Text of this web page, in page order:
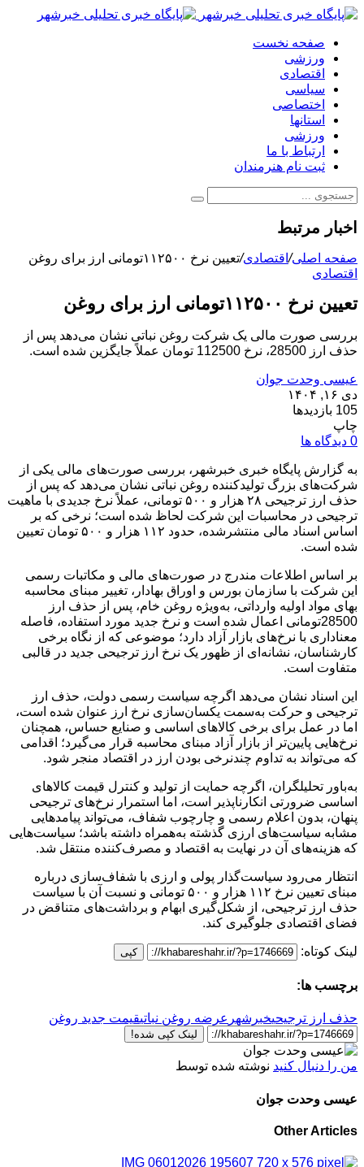
صفحه نخست
ورزشی
اقتصادی
سیاسی
اختصاصی
استانها
ورزشی
ارتباط با ما
ثبت نام هنرمندان
اخبار مرتبط
صفحه اصلی/اقتصادی/تعیین نرخ ۱۱۲۵۰۰تومانی ارز برای روغن
اقتصادی
تعیین نرخ ۱۱۲۵۰۰تومانی ارز برای روغن
بررسی صورت مالی یک شرکت روغن نباتی نشان می‌دهد پس از
حذف ارز 28500، نرخ 112500 تومان عملاً جایگزین شده است.
عیسی وحدت جوان
دی ۱۶, ۱۴۰۴
105 بازدیدها
چاپ
0 دیدگاه ها
به گزارش پایگاه خبری خبرشهر، بررسی صورت‌های مالی یکی از
شرکت‌های بزرگ تولیدکننده روغن نباتی نشان می‌دهد که پس از
حذف ارز ترجیحی ۲۸ هزار و ۵۰۰ تومانی، عملاً نرخ جدیدی با ماهیت
ترجیحی در محاسبات این شرکت لحاظ شده است؛ نرخی که بر
اساس اسناد مالی منتشرشده، حدود ۱۱۲ هزار و ۵۰۰ تومان تعیین
شده است.
بر اساس اطلاعات مندرج در صورت‌های مالی و مکاتبات رسمی
این شرکت با سازمان بورس و اوراق بهادار، تغییر مبنای محاسبه
بهای مواد اولیه وارداتی، به‌ویژه روغن خام، پس از حذف ارز
28500تومانی اعمال شده است و نرخ جدید مورد استفاده، فاصله
معناداری با نرخ‌های بازار آزاد دارد؛ موضوعی که از نگاه برخی
کارشناسان، نشانه‌ای از ظهور یک نرخ ارز ترجیحی جدید در قالبی
متفاوت است.
این اسناد نشان می‌دهد اگرچه سیاست رسمی دولت، حذف ارز
ترجیحی و حرکت به‌سمت یکسان‌سازی نرخ ارز عنوان شده است،
اما در عمل برای برخی کالاهای اساسی و صنایع حساس، همچنان
نرخ‌هایی پایین‌تر از بازار آزاد مبنای محاسبه قرار می‌گیرد؛ اقدامی
که می‌تواند به تداوم چندنرخی بودن ارز در اقتصاد منجر شود.
به‌باور تحلیلگران، اگرچه حمایت از تولید و کنترل قیمت کالاهای
اساسی ضرورتی انکارناپذیر است، اما استمرار نرخ‌های ترجیحی
پنهان، بدون اعلام رسمی و چارچوب شفاف، می‌تواند پیامدهایی
مشابه سیاست‌های ارزی گذشته به‌همراه داشته باشد؛ سیاست‌هایی
که هزینه‌های آن در نهایت به اقتصاد و مصرف‌کننده منتقل شد.
انتظار می‌رود سیاست‌گذار پولی و ارزی با شفاف‌سازی درباره
مبنای تعیین نرخ ۱۱۲ هزار و ۵۰۰ تومانی و نسبت آن با سیاست
حذف ارز ترجیحی، از شکل‌گیری ابهام و برداشت‌های متناقض در
فضای اقتصادی جلوگیری کند.
لینک کوتاه: کپی
برچسب ها:
حذف ارز ترجیحیخبرشهر عرضه روغن نباتیقیمت جدید روغن
لینک کپی شده!
من را دنبال کنید نوشته شده توسط
عیسی وحدت جوان
Other Articles